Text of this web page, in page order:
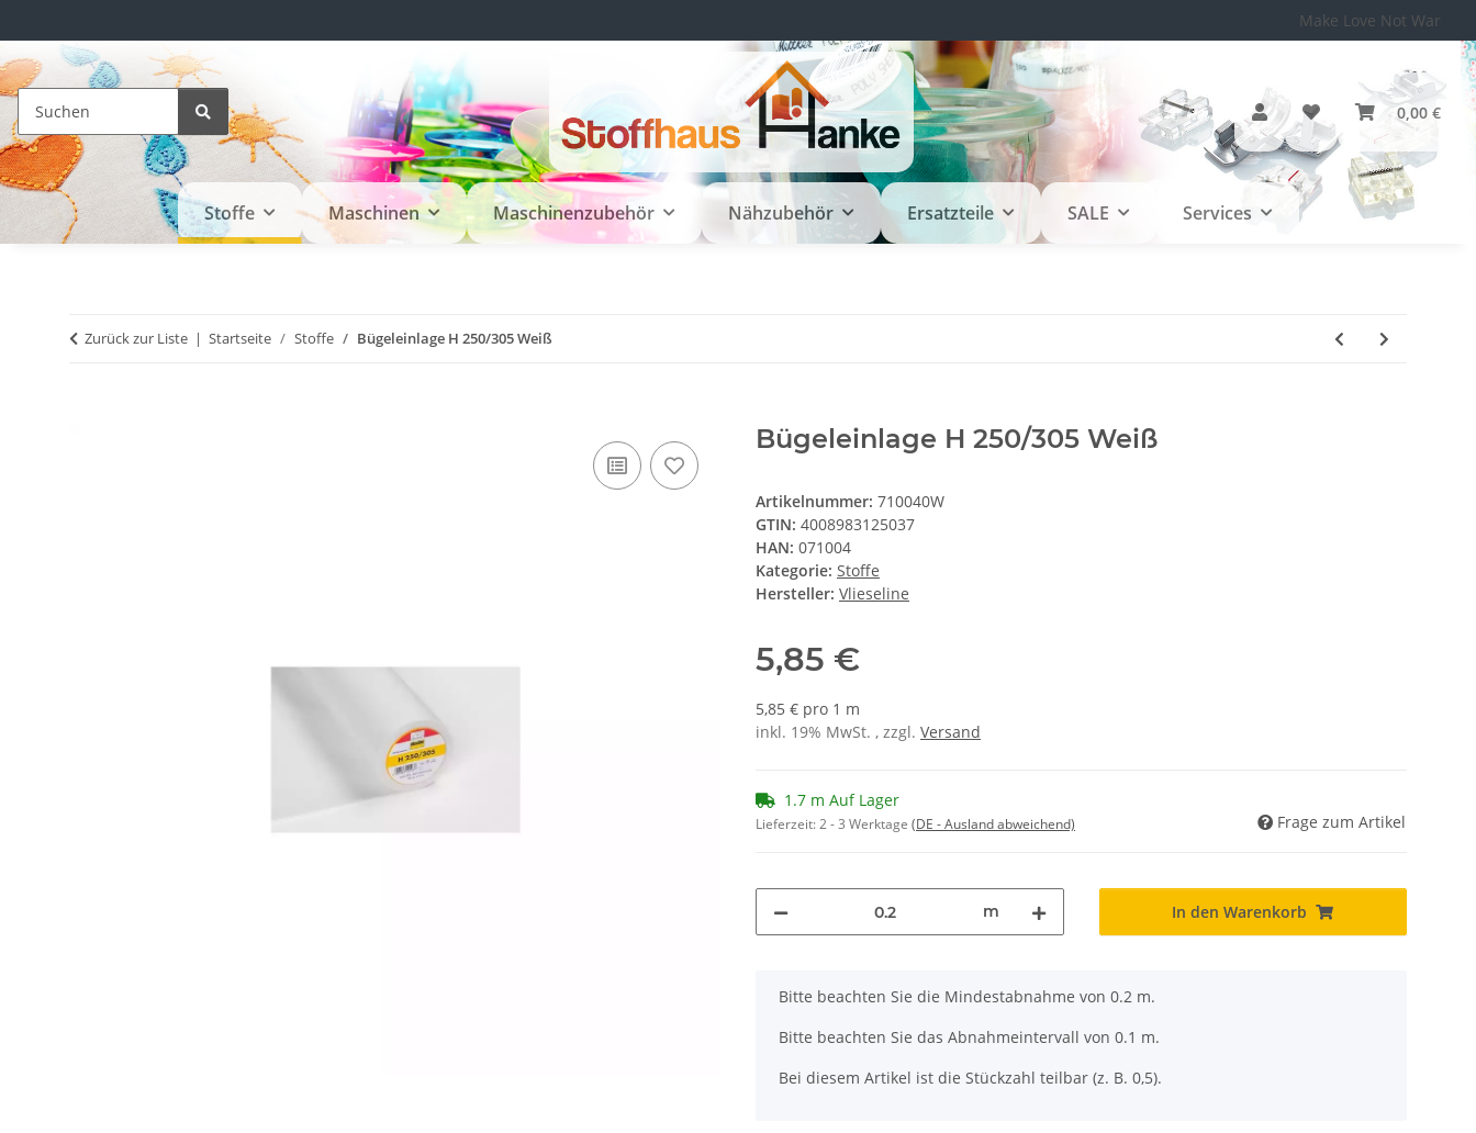
Make Love Not War
0,00 €
Stoffe Maschinen Maschinenzubehör Nähzubehör Ersatzteile SALE Services
Zurück zur Liste Startseite Stoffe Bügeleinlage H 250/305 Weiß
Bügeleinlage H 250/305 Weiß
Artikelnummer: 710040W
GTIN: 4008983125037
HAN: 071004
Kategorie: Stoffe
Hersteller: Vlieseline
5,85 €
5,85 € pro 1 m
inkl. 19% MwSt. , zzgl. Versand
1.7 m Auf Lager
Lieferzeit:2 - 3 Werktage (DE - Ausland abweichend) Frage zum Artikel
m In den Warenkorb
x
Bitte beachten Sie die Mindestabnahme von 0.2 m.
Bitte beachten Sie das Abnahmeintervall von 0.1 m.
Bei diesem Artikel ist die Stückzahl teilbar (z. B. 0,5).